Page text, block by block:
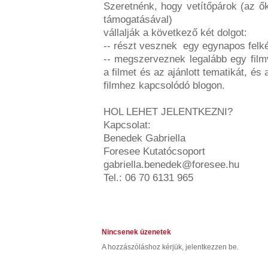
Szeretnénk, hogy vetítőpárok (az
támogatásával)
vállalják a következő két dolgot:
-- részt vesznek egy egynapos
-- megszerveznek legalább egy
a filmet és az ajánlott tematikát, és
filmhez kapcsolódó blogon.
HOL LEHET JELENTKEZNI?
Kapcsolat:
Benedek Gabriella
Foresee Kutatócsoport
gabriella.benedek@foresee.hu
Tel.: 06 70 6131 965
Nincsenek üzenetek
A hozzászóláshoz kérjük, jelentkezzen be.